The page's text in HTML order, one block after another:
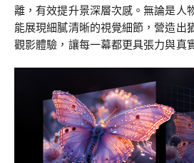
離，有效提升景深層次感。無論是人
能展現細膩清晰的視覺細節，營造出
觀影體驗，讓每一幕都更具張力與真